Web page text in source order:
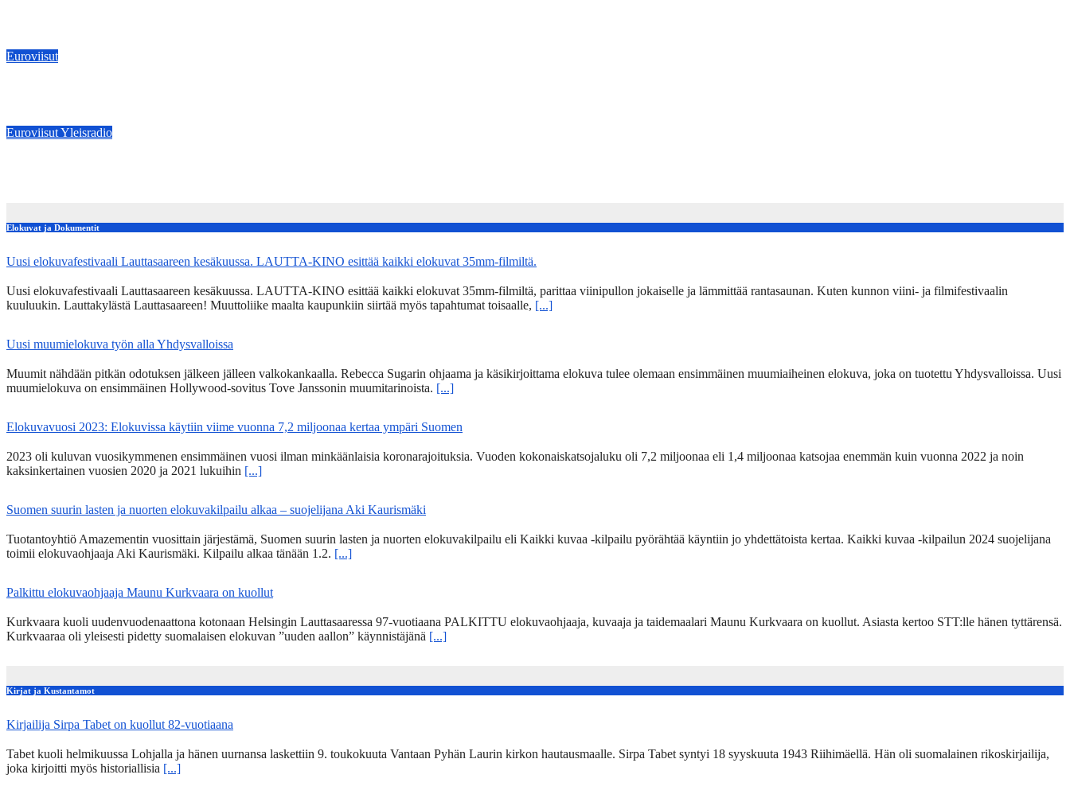
Euroviisut
EuroviisutYleisradio
Elokuvat ja Dokumentit
Uusi elokuvafestivaali Lauttasaareen kesäkuussa. LAUTTA-KINO esittää kaikki elokuvat 35mm-filmiltä.
Uusi elokuvafestivaali Lauttasaareen kesäkuussa. LAUTTA-KINO esittää kaikki elokuvat 35mm-filmiltä, parittaa viinipullon jokaiselle ja lämmittää rantasaunan. Kuten kunnon viini- ja filmifestivaalin
kuuluukin. Lauttakylästä Lauttasaareen! Muuttoliike maalta kaupunkiin siirtää myös tapahtumat toisaalle, [...]
Uusi muumielokuva työn alla Yhdysvalloissa
Muumit nähdään pitkän odotuksen jälkeen jälleen valkokankaalla. Rebecca Sugarin ohjaama ja käsikirjoittama elokuva tulee olemaan ensimmäinen muumiaiheinen elokuva, joka on tuotettu Yhdysvalloissa. Uusi
muumielokuva on ensimmäinen Hollywood-sovitus Tove Janssonin muumitarinoista. [...]
Elokuvavuosi 2023: Elokuvissa käytiin viime vuonna 7,2 miljoonaa kertaa ympäri Suomen
2023 oli kuluvan vuosikymmenen ensimmäinen vuosi ilman minkäänlaisia koronarajoituksia. Vuoden kokonaiskatsojaluku oli 7,2 miljoonaa eli 1,4 miljoonaa katsojaa enemmän kuin vuonna 2022 ja noin
kaksinkertainen vuosien 2020 ja 2021 lukuihin [...]
Suomen suurin lasten ja nuorten elokuvakilpailu alkaa – suojelijana Aki Kaurismäki
Tuotantoyhtiö Amazementin vuosittain järjestämä, Suomen suurin lasten ja nuorten elokuvakilpailu eli Kaikki kuvaa -kilpailu pyörähtää käyntiin jo yhdettätoista kertaa. Kaikki kuvaa -kilpailun 2024 suojelijana
toimii elokuvaohjaaja Aki Kaurismäki. Kilpailu alkaa tänään 1.2. [...]
Palkittu elokuvaohjaaja Maunu Kurkvaara on kuollut
Kurkvaara kuoli uudenvuodenaattona kotonaan Helsingin Lauttasaaressa 97-vuotiaana PALKITTU elokuvaohjaaja, kuvaaja ja taidemaalari Maunu Kurkvaara on kuollut. Asiasta kertoo STT:lle hänen tyttärensä.
Kurkvaaraa oli yleisesti pidetty suomalaisen elokuvan ”uuden aallon” käynnistäjänä [...]
Kirjat ja Kustantamot
Kirjailija Sirpa Tabet on kuollut 82-vuotiaana
Tabet kuoli helmikuussa Lohjalla ja hänen uurnansa laskettiin 9. toukokuuta Vantaan Pyhän Laurin kirkon hautausmaalle. Sirpa Tabet syntyi 18 syyskuuta 1943 Riihimäellä. Hän oli suomalainen rikoskirjailija,
joka kirjoitti myös historiallisia [...]